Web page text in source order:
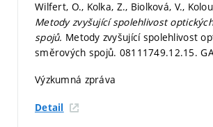
Wilfert, O., Kolka, Z., Biolková, V.,
Metody zvyšující spolehlivost
spojů. Metody zvyšující spolehlivost
směrových spojů. 08111749.12.15.
Výzkumná zpráva
Detail